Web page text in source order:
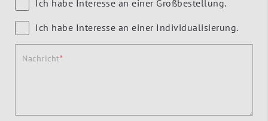
Ich habe Interesse an einer Großbestellung.
Ich habe Interesse an einer Individualisierung.
Nachricht